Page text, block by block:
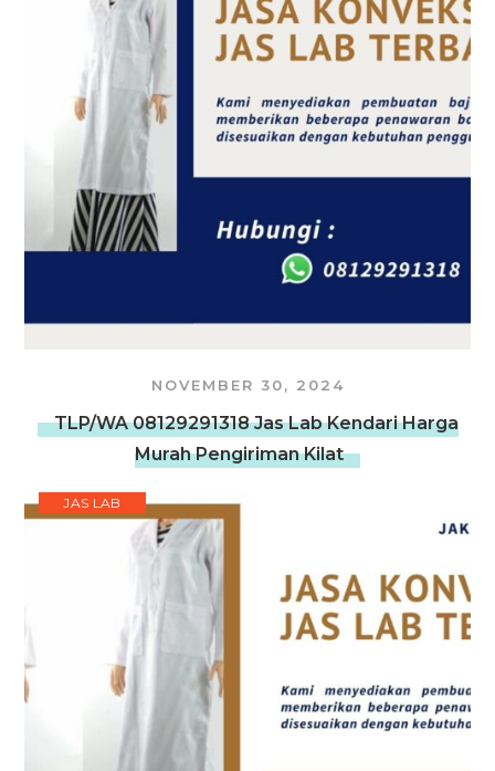
NOVEMBER 30, 2024
TLP/WA 08129291318 Jas Lab Kendari Harga
Murah Pengiriman Kilat
JAS LAB